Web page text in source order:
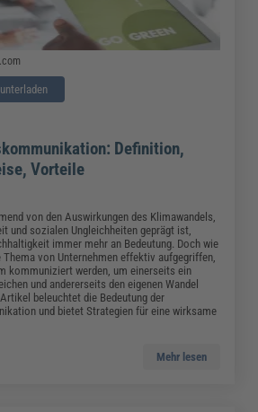
Definition,
Vorteile
von den Auswirkungen des Klimawandels,
und sozialen Ungleichheiten geprägt ist,
immer mehr an Bedeutung. Doch wie
Thema von Unternehmen effektiv aufgegriffen,
kommuniziert werden, um einerseits ein
und andererseits den eigenen Wandel
beleuchtet die Bedeutung der
und bietet Strategien für eine wirksame
Mehr lesen